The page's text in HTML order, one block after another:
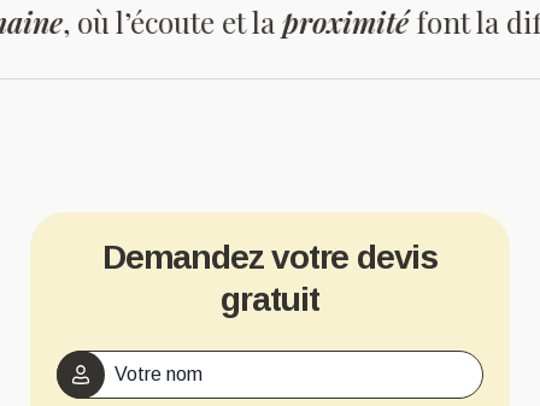
et laproximitéfont la différence.
Demandez votre devis
gratuit